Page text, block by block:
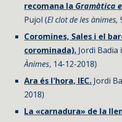
recomana la Gramàtica
Pujol (El clot de les ànimes,
Coromines, Sales i el
corominada). Jordi Badia
Ànimes, 14-12-2018)
Ara és l'hora, IEC. Jordi
2018)
La «carnadura» de la